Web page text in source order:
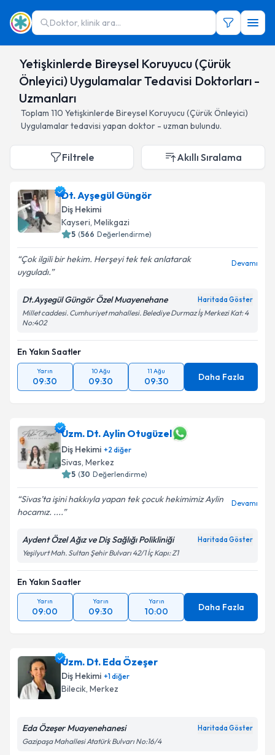
Doktor, klinik ara...
Yetişkinlerde Bireysel Koruyucu (Çürük
Önleyici) Uygulamalar Tedavisi Doktorları -
Uzmanları
Toplam 110 Yetişkinlerde Bireysel Koruyucu (Çürük Önleyici)
Uygulamalartedavisi yapan doktor - uzman bulundu.
Filtrele Akıllı Sıralama
Dt. Ayşegül Güngör
Diş Hekimi
Kayseri, Melikgazi
5 (566 Değerlendirme)
Çok ilgili bir hekim. Herşeyi tek tek anlatarak
uyguladı.
Devamı
Dt.Ayşegül Güngör Özel Muayenehane Haritada Göster
Millet caddesi. Cumhuriyet mahallesi. Belediye Durmaz İş Merkezi Kat: 4
No:402
En Yakın Saatler
Yarın
09:30
10 Ağu
09:30
11 Ağu
09:30 Daha Fazla
Uzm. Dt. Aylin Otugüzel
Diş Hekimi +2 diğer
Sivas, Merkez
5 (30 Değerlendirme)
Sivas’ta işini hakkıyla yapan tek çocuk hekimimiz Aylin
hocamız. ....
Devamı
Aydent Özel Ağız ve Diş Sağlığı Polikliniği Haritada Göster
Yeşilyurt Mah. Sultan Şehir Bulvarı 42/1 İç Kapı: Z1
En Yakın Saatler
Yarın
09:00
Yarın
09:30
Yarın
10:00 Daha Fazla
Uzm. Dt. Eda Özeşer
Diş Hekimi +1diğer
Bilecik, Merkez
Eda Özeşer Muayenehanesi Haritada Göster
Gazipaşa Mahallesi Atatürk Bulvarı No:16/4